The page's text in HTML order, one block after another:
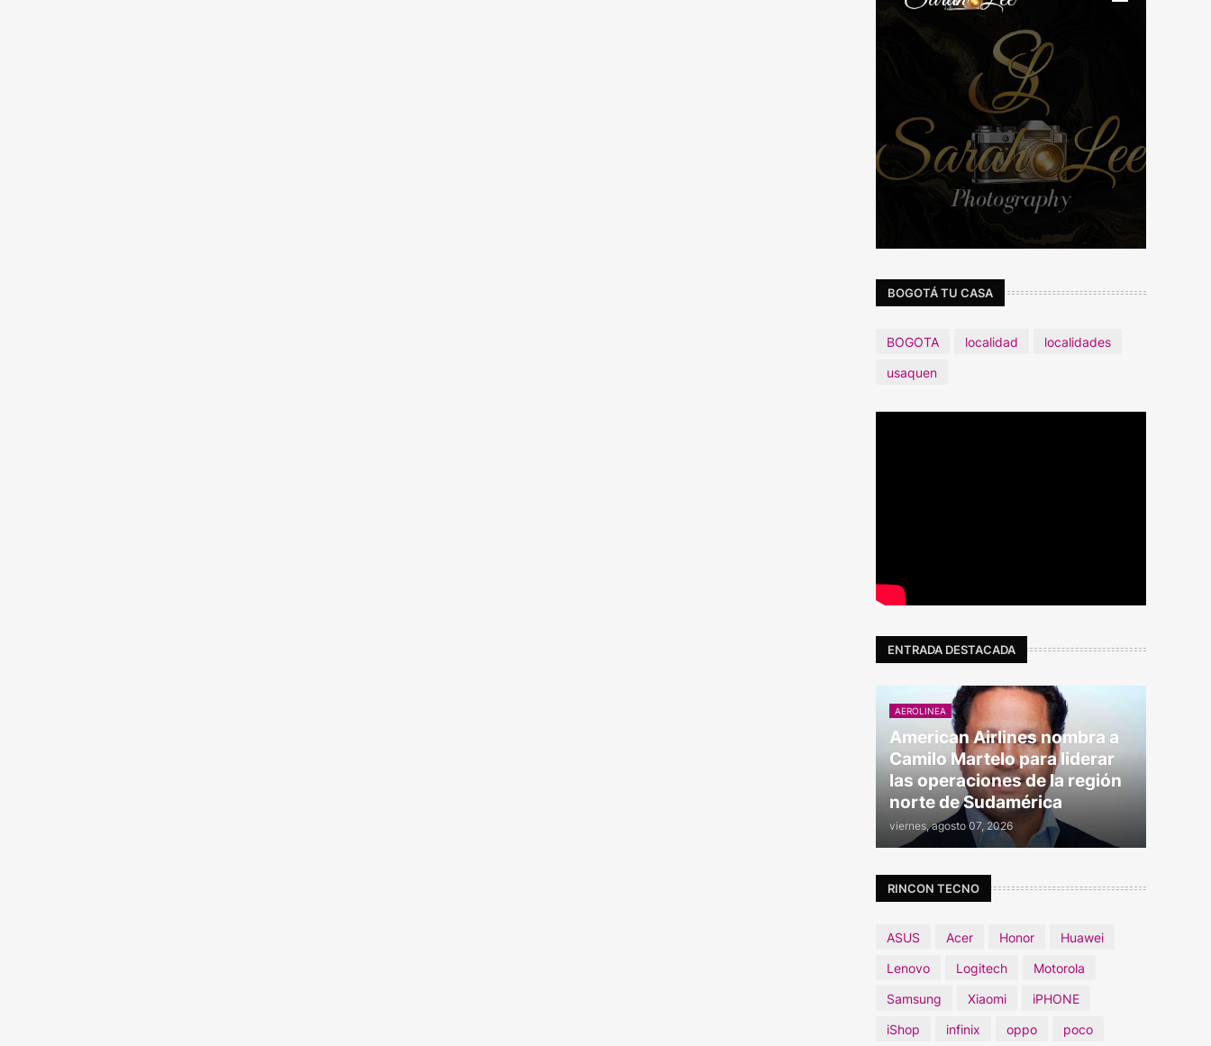
BOGOTÁ TU CASA
BOGOTA localidad
localidades
usaquen
ENTRADA DESTACADA
AEROLINEA
American Airlines nombra a
Camilo Martelo para liderar
las operaciones de la región
norte de Sudamérica
viernes, agosto 07, 2026
RINCON TECNO
ASUS Acer Honor
Huawei
Lenovo
Logitech
Motorola
Samsung
Xiaomi
iPHONE
iShop
infinix oppo poco